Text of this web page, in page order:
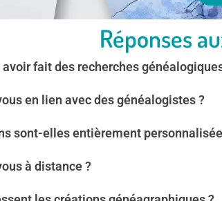
Réponses
fait des recherches
en lien avec des généalogistes ?
sont-elles entièrement
à distance ?